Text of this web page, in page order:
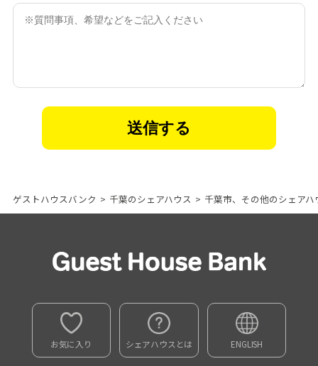
ゲストハウスバンク > 千葉のシェアハウス > 千葉市、その他のシェアハ
お気に入り シェアハウスとは ENGLISH